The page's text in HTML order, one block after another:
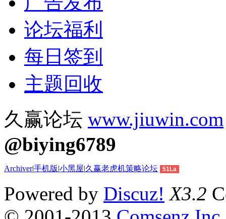
论坛福利
每日签到
主题回收
久赢论坛 www.jiuwin.com
@biying6789
Archiver|手机版|小黑屋|久赢老虎机策略论坛 51La
Powered by Discuz! X3.2